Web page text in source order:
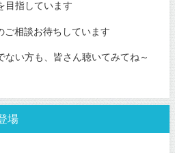
目指しています
ご相談お待ちしています
ない方も、皆さん聴いてみてね～
場